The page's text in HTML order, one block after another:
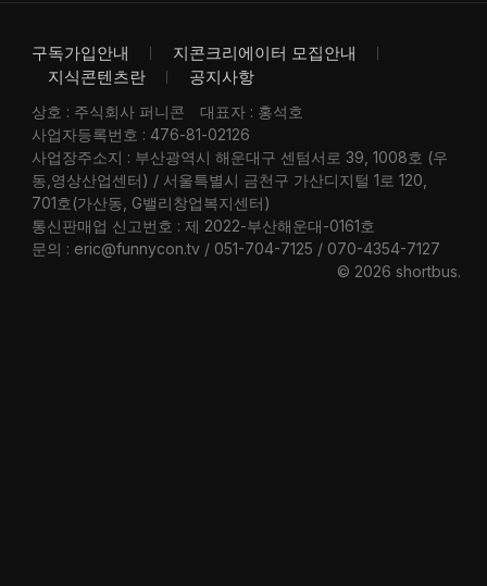
구독가입안내
지콘크리에이터 모집안내
지식콘텐츠란
공지사항
상호 : 주식회사 퍼니콘
대표자 : 홍석호
사업자등록번호 : 476-81-02126
사업장주소지 : 부산광역시 해운대구 센텀서로 39, 1008호 (우
동,영상산업센터) / 서울특별시 금천구 가산디지털 1로 120,
701호(가산동, G밸리창업복지센터)
통신판매업 신고번호 : 제 2022-부산해운대-0161호
문의 : eric@funnycon.tv / 051-704-7125 / 070-4354-7127
© 2026 shortbus.